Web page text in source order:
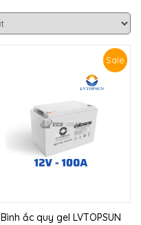
Sale
Bình ắc quy gel LVTOPSUN